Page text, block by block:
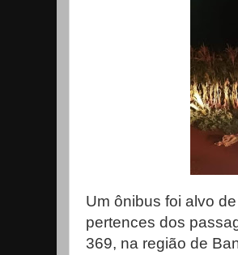
Um ônibus foi alvo
pertences dos
369, na região de